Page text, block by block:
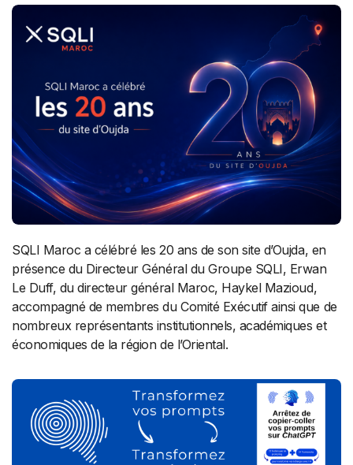
SQLI Maroc a célébré les 20 ans de son site d’Oujda, en
présence du Directeur Général du Groupe SQLI, Erwan
Le Duff, du directeur général Maroc, Haykel Mazioud,
accompagné de membres du Comité Exécutif ainsi que de
nombreux représentants institutionnels, académiques et
économiques de la région de l’Oriental.